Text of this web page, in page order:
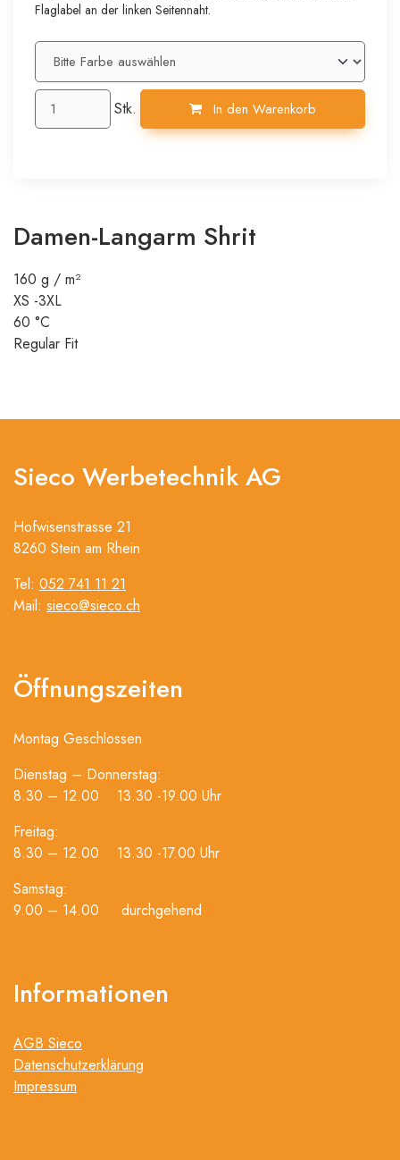
Flaglabel an der linken Seitennaht.
Stk. In den Warenkorb
Damen-Langarm Shrit
160 g / m²
XS -3XL
60 °C
Regular Fit
Sieco Werbetechnik AG
Hofwisenstrasse 21
8260 Stein am Rhein
Tel: 052 741 11 21
Mail: sieco@sieco.ch
Öffnungszeiten
Montag Geschlossen
Dienstag – Donnerstag:
8.30 – 12.00 13.30 -19.00 Uhr
Freitag:
8.30 – 12.00 13.30 -17.00 Uhr
Samstag:
9.00 – 14.00 durchgehend
Informationen
AGB Sieco
Datenschutzerklärung
Impressum